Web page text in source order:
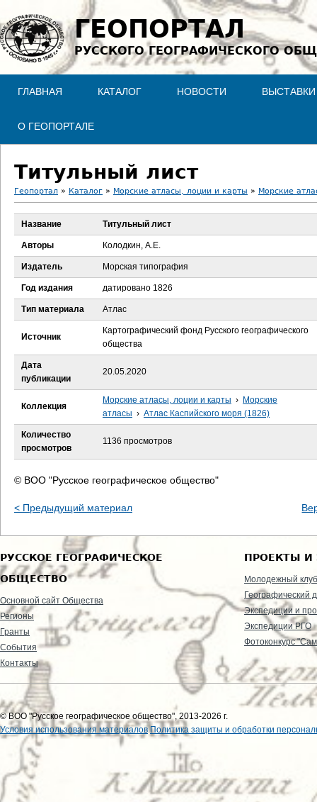
Jump to navigation
ГЕОПОРТАЛ
РУССКОГО ГЕОГРАФИЧЕСКОГО
ГЛАВНАЯ КАТАЛОГ НОВОСТИ ВЫСТАВКИ
О ГЕОПОРТАЛЕ
Титульный лист
В
ы
д
е
с
ь
Геопортал » Каталог » Морские атласы, лоции и карты » Морские
Название Титульный лист
Авторы Колодкин, А.Е.
Издатель Морская типография
Год издания датировано 1826
Тип материала Атлас
Источник
Картографический фонд Русского географического
общества
Дата
публикации
20.05.2020
Коллекция
Морские атласы, лоции и карты › Морские
атласы › Атлас Каспийского моря (1826)
Количество
просмотров
1136 просмотров
© ВОО "Русское географическое общество"
< Предыдущий материал
РУССКОЕ ГЕОГРАФИЧЕСКОЕ
ОБЩЕСТВО
Основной сайт Общества
Регионы
Гранты
События
Контакты
ПРОЕКТЫ И
Молодежный клуб
Географический
Экспедиции и
Экспедиции РГО
Фотоконкурс
© ВОО "Русское географическое общество", 2013-2026 г.
Условия использования материалов Политика защиты и обработки